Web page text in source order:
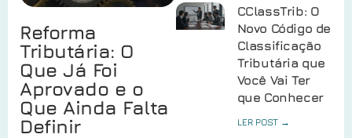
Reforma
Tributária: O
Que Já Foi
Aprovado e o
Que Ainda Falta
Definir
CClassTrib: O
Novo Código de
Classificação
Tributária que
Você Vai Ter
que Conhecer
LER POST →